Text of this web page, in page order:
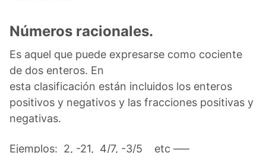
Números racionales.
Es aquel que puede expresarse como cociente
de dos enteros. En
esta clasificación están incluidos los enteros
positivos y negativos y las fracciones positivas y
negativas.
Ejemplos: 2, -21, 4/7, -3/5 etc —–